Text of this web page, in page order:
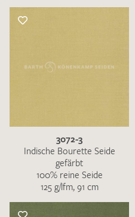
3072-3
Indische Bourette Seide
gefärbt
100% reine Seide
125 g/lfm, 91 cm